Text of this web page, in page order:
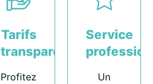
Tarifs
transparents
Profitez
Service
Un